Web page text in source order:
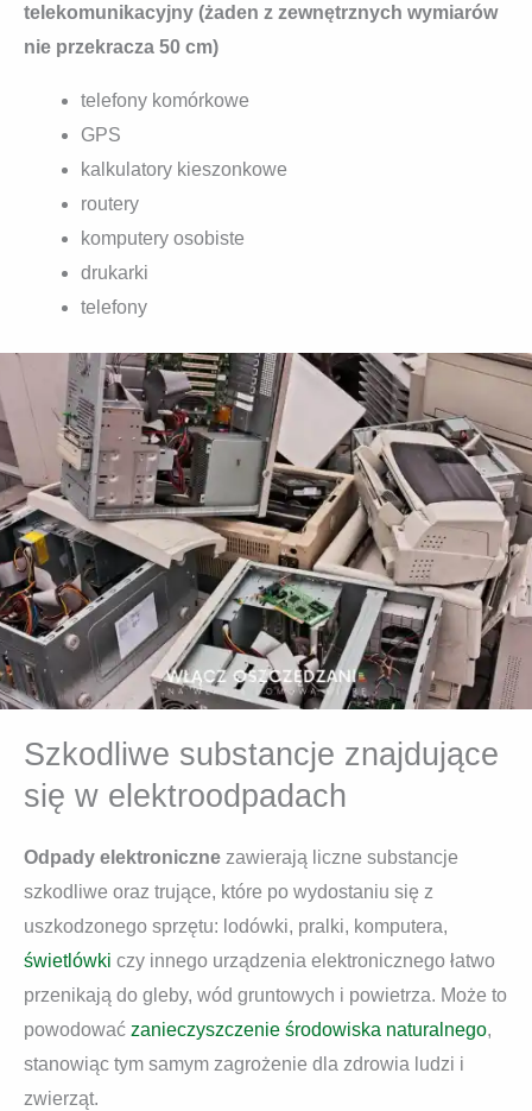
telekomunikacyjny (żaden z zewnętrznych wymiarów
nie przekracza 50 cm)
telefony komórkowe
GPS
kalkulatory kieszonkowe
routery
komputery osobiste
drukarki
telefony
Szkodliwe substancje znajdujące
się w elektroodpadach
Odpady elektroniczne zawierają liczne substancje
szkodliwe oraz trujące, które po wydostaniu się z
uszkodzonego sprzętu: lodówki, pralki, komputera,
świetlówki czy innego urządzenia elektronicznego łatwo
przenikają do gleby, wód gruntowych i powietrza. Może to
powodować zanieczyszczenie środowiska naturalnego,
stanowiąc tym samym zagrożenie dla zdrowia ludzi i
zwierząt.